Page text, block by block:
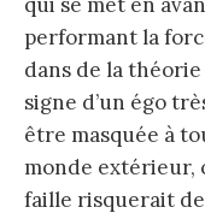
performant la
dans de la
signe d’un égo
être masquée à
monde extérieur,
faille risquerait